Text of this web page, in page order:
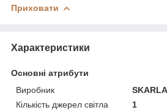
Приховати
Характеристики
Основні атрибути
Виробник
Кількість джерел світла
1